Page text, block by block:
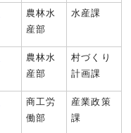
農林水
産部
水産課
農林水
産部
村づくり
計画課
商工労
働部
産業政策
課